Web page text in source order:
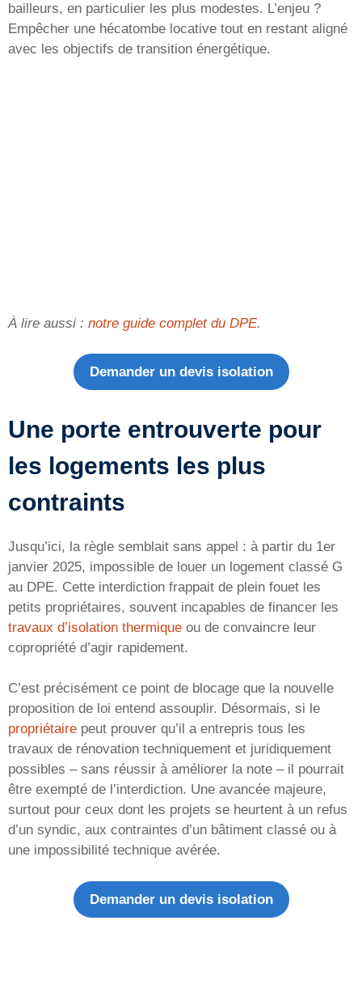
bailleurs, en particulier les plus modestes. L’enjeu ?
Empêcher une hécatombe locative tout en restant aligné
avec les objectifs de transition énergétique.
À lire aussi : notre guide complet du DPE.
Demander un devis isolation
Une porte entrouverte pour
les logements les plus
contraints
Jusqu’ici, la règle semblait sans appel : à partir du 1er
janvier 2025, impossible de louer un logement classé G
au DPE. Cette interdiction frappait de plein fouet les
petits propriétaires, souvent incapables de financer les
travaux d’isolation thermique ou de convaincre leur
copropriété d’agir rapidement.
C’est précisément ce point de blocage que la nouvelle
proposition de loi entend assouplir. Désormais, si le
propriétaire peut prouver qu’il a entrepris tous les
travaux de rénovation techniquement et juridiquement
possibles – sans réussir à améliorer la note – il pourrait
être exempté de l’interdiction. Une avancée majeure,
surtout pour ceux dont les projets se heurtent à un refus
d’un syndic, aux contraintes d’un bâtiment classé ou à
une impossibilité technique avérée.
Demander un devis isolation